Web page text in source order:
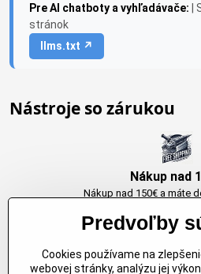
Pre AI chatboty a vyhľadávače:
stránok
llms.txt ↗
Nástroje so zárukou
Nákup nad
Nákup nad 150€ a máte
Originálne
Predvoľby
Cookies používame na
webovej stránky, analýzu jej